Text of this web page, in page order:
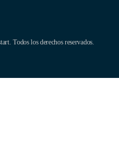
Todos los derechos reservados.